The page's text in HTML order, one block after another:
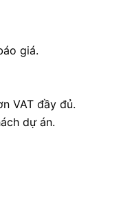
giá.
VAT đầy đủ.
dự án.